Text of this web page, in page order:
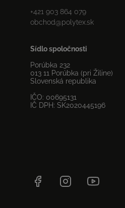
+421 903 864 079
obchod@polytex.sk
Sídlo spoločnosti
Porúbka 232
013 11 Porúbka (pri Žiline)
Slovenská republika
IČO: 00695131
IČ DPH: SK2020445196
Facebook Instagram